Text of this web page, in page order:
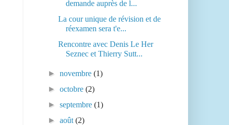
demande auprès de l...
La cour unique de révision et de
réexamen sera t'e...
Rencontre avec Denis Le Her
Seznec et Thierry Sutt...
►novembre(1)
►octobre(2)
►septembre(1)
►août(2)